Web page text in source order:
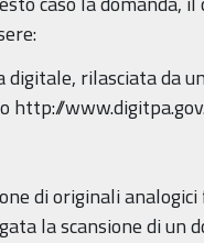
rilasciata da
http://
di originali
la scansione di un